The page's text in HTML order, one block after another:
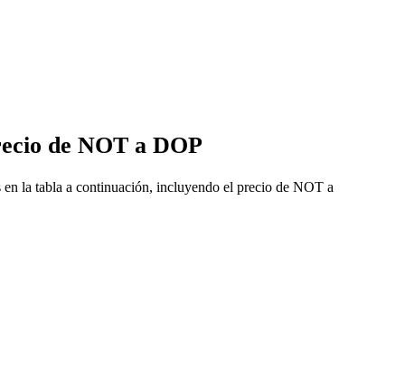
de NOT a DOP
la tabla a continuación, incluyendo el precio de NOT a